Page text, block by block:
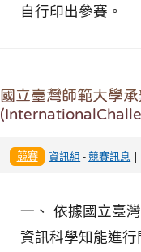
自行印出參賽。
國立臺灣師範大學
競賽 資訊組 -競賽訊息 |
一、 依據國立臺
資訊科學知能進